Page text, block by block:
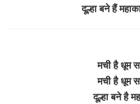
दूल्हा बने हैं
मची है धूम
मची है धूम
दूल्हा बने है